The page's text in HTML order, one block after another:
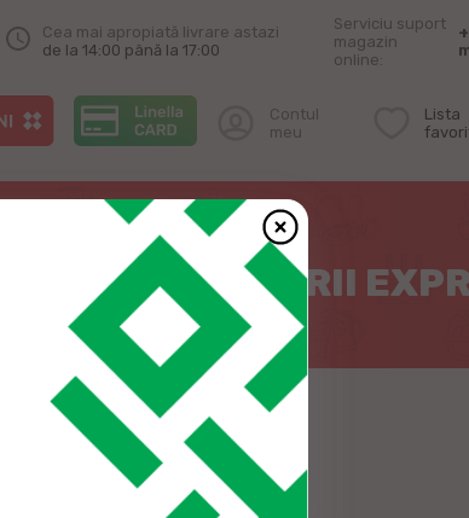
Cea mai apropiată livrare astazi
de la 14:00 până la 17:00
Serviciu suport
magazin
online:
Contul
meu
Lista
SPĂLĂRII
300 LEI: